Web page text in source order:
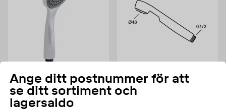
Ange ditt postnummer för att
se ditt sortiment och
lagersaldo
Handdusch Aqualine Easy
Clean 1-spray Gelia
Krom
Handdusch FM Mattson
Sarona